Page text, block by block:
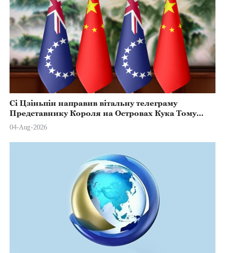
Сі Цзіньпін направив вітальну телеграму
Представнику Короля на Островах Кука Тому
Марстерсу з нагоди Дня Конституції
04-Aug-2026